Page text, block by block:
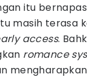
itu
masih terasa
access.
romance